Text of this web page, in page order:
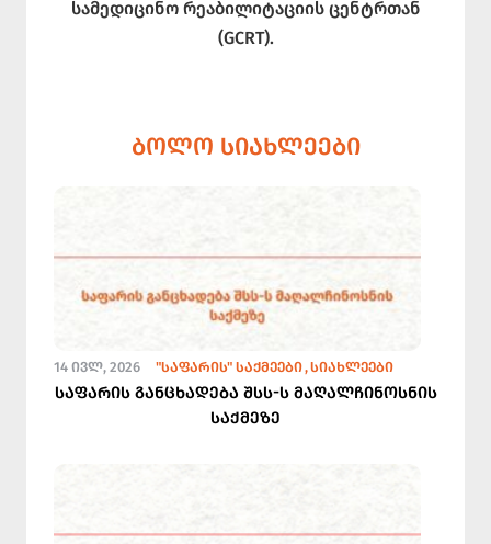
სამედიცინო რეაბილიტაციის ცენტრთან
(GCRT).
ᲑᲝᲚᲝ ᲡᲘᲐᲮᲚᲔᲔᲑᲘ
14 ᲘᲕᲚ, 2026 "ᲡᲐᲤᲐᲠᲘᲡ" ᲡᲐᲥᲛᲔᲔᲑᲘ ᲡᲘᲐᲮᲚᲔᲔᲑᲘ
საფარის განცხადება შსს-ს მაღალჩინოსნის
საქმეზე